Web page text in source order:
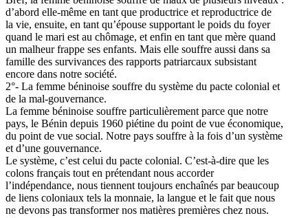
d’abord elle-même en tant que productrice et reproductrice de
la vie, ensuite, en tant qu’épouse supportant le poids du foyer
quand le mari est au chômage, et enfin en tant que mère quand
un malheur frappe ses enfants. Mais elle souffre aussi dans sa
famille des survivances des rapports patriarcaux subsistant
encore dans notre société.
2°- La femme béninoise souffre du système du pacte colonial et
de la mal-gouvernance.
La femme béninoise souffre particulièrement parce que notre
pays, le Bénin depuis 1960 piétine du point de vue économique,
du point de vue social. Notre pays souffre à la fois d’un système
et d’une gouvernance.
Le système, c’est celui du pacte colonial. C’est-à-dire que les
colons français tout en prétendant nous accorder
l’indépendance, nous tiennent toujours enchaînés par beaucoup
de liens coloniaux tels la monnaie, la langue et le fait que nous
ne devons pas transformer nos matières premières chez nous.